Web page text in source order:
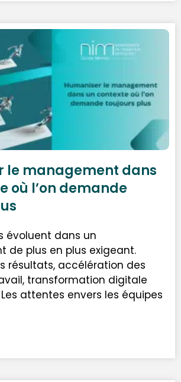
le management dans
où l’on demande
évoluent dans un
de plus en plus exigeant.
résultats, accélération des
transformation digitale
attentes envers les équipes